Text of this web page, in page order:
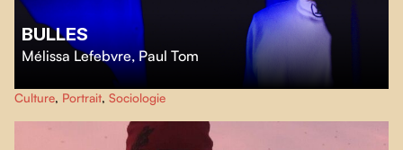
BULLES
Mélissa Lefebvre,Paul Tom
Bullesdonne la parole à des adolescent.e.s autistes qui nous invitent dans
leurs mondes imaginaires.
Culture, Portrait, Sociologie